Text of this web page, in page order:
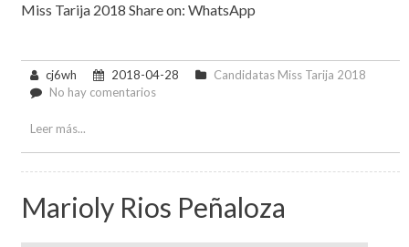
Miss Tarija 2018 Share on: WhatsApp
cj6wh 2018-04-28
Candidatas Miss Tarija 2018
No hay comentariosen
Leer más...
Marioly Rios Peñaloza